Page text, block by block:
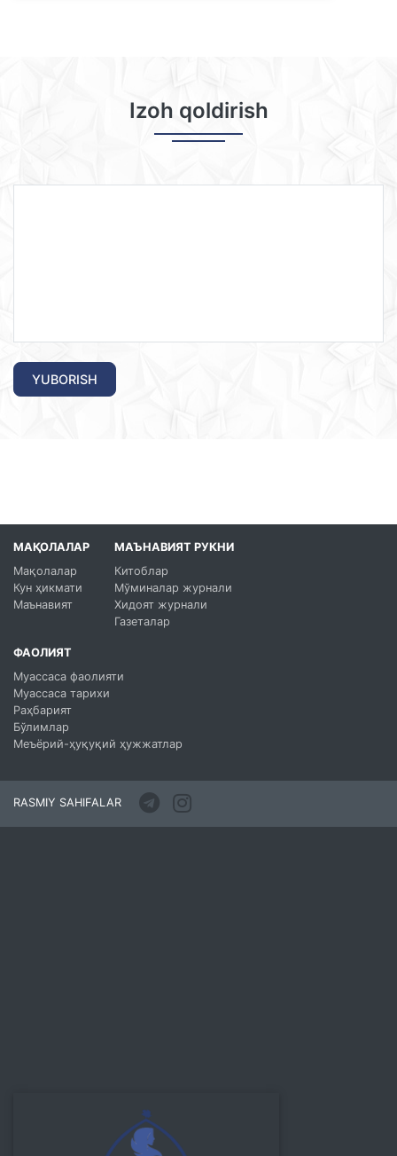
Izoh qoldirish
YUBORISH
МАҚОЛАЛАР
Мақолалар
Кун ҳикмати
Маънавият
МАЪНАВИЯТ РУКНИ
Китоблар
Мўминалар журнали
Хидоят журнали
Газеталар
ФАОЛИЯТ
Муассаса фаолияти
Муассаса тарихи
Раҳбарият
Бўлимлар
Меъёрий-ҳуқуқий ҳужжатлар
RASMIY SAHIFALAR